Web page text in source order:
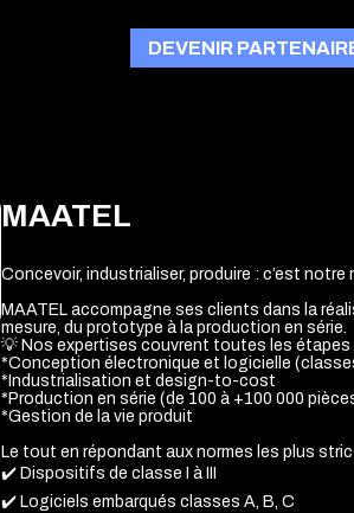
DEVENIR
MAATEL
Concevoir, industrialiser, produire : c’est notre
MAATEL accompagne ses clients dans la
mesure, du prototype à la production en série.
💡 Nos expertises couvrent toutes les étapes
*Conception électronique et logicielle
*Industrialisation et design-to-cost
*Production en série (de 100 à +100 000
*Gestion de la vie produit
Le tout en répondant aux normes les plus
✔️ Dispositifs de classe I à III
✔️ Logiciels embarqués classes A, B, C